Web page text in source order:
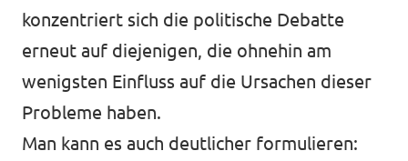
konzentriert sich die politische Debatte
erneut auf diejenigen, die ohnehin am
wenigsten Einfluss auf die Ursachen dieser
Probleme haben.
Man kann es auch deutlicher formulieren: